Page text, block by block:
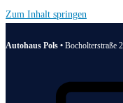
Zum Inhalt springen
Autohaus Pols • Bocholterstraße